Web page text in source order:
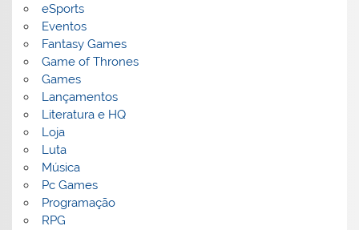
eSports
Eventos
Fantasy Games
Game of Thrones
Games
Lançamentos
Literatura e HQ
Loja
Luta
Música
Pc Games
Programação
RPG